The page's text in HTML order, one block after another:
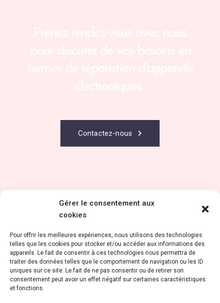
Gérer le consentement aux
cookies
Pour offrir les meilleures expériences, nous utilisons des technologies
telles que les cookies pour stocker et/ou accéder aux informations des
appareils. Le fait de consentir à ces technologies nous permettra de
traiter des données telles que le comportement de navigation ou les ID
uniques sur ce site. Le fait de ne pas consentir ou de retirer son
consentement peut avoir un effet négatif sur certaines caractéristiques
et fonctions.
Contactez-nous
CGU
Mention Légales